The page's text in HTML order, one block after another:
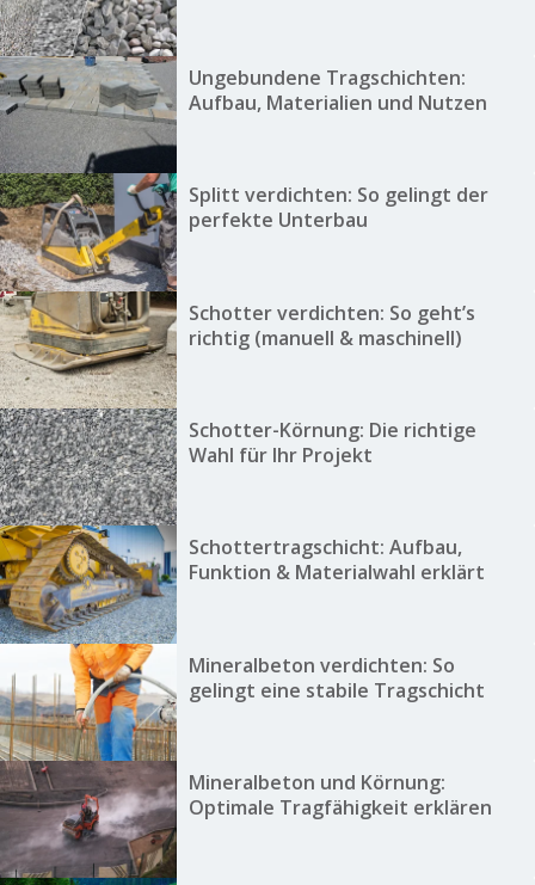
Ungebundene Tragschichten:
Aufbau, Materialien und Nutzen
Splitt verdichten: So gelingt der
perfekte Unterbau
Schotter verdichten: So geht’s
richtig (manuell & maschinell)
Schotter-Körnung: Die richtige
Wahl für Ihr Projekt
Schottertragschicht: Aufbau,
Funktion & Materialwahl erklärt
Mineralbeton verdichten: So
gelingt eine stabile Tragschicht
Mineralbeton und Körnung:
Optimale Tragfähigkeit erklären